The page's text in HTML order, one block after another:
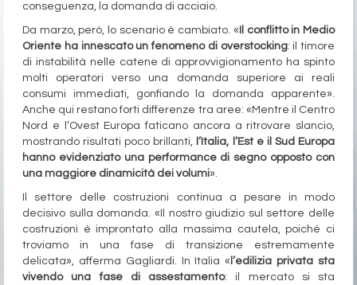
conseguenza, la domanda di acciaio.
Da marzo, però, lo scenario è cambiato. « Il conflitto in Medio
Oriente ha innescato un fenomeno di overstocking: il timore
di instabilità nelle catene di approvvigionamento ha spinto
molti operatori verso una domanda superiore ai reali
consumi immediati, gonfiando la domanda apparente».
Anche qui restano forti differenze tra aree: «Mentre il Centro
Nord e l’Ovest Europa faticano ancora a ritrovare slancio,
mostrando risultati poco brillanti, l’Italia, l’Est e il Sud Europa
hanno evidenziato una performance di segno opposto con
una maggiore dinamicità dei volumi».
Il settore delle costruzioni continua a pesare in modo
decisivo sulla domanda. «Il nostro giudizio sul settore delle
costruzioni è improntato alla massima cautela, poiché ci
troviamo in una fase di transizione estremamente
delicata», afferma Gagliardi. In Italia « l’edilizia privata sta
vivendo una fase di assestamento: il mercato si sta